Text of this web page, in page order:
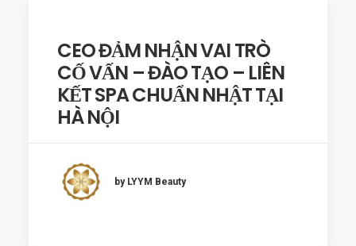
CEO ĐẢM NHẬN VAI TRÒ
CỐ VẤN – ĐÀO TẠO – LIÊN
KẾT SPA CHUẨN NHẬT TẠI
HÀ NỘI
by LYYM Beauty